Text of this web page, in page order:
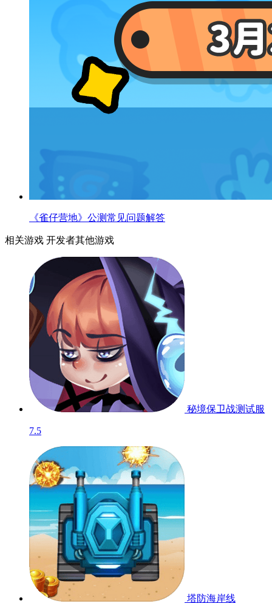
《雀仔营地》公测常见问题解答
相关游戏 开发者其他游戏
秘境保卫战测试服
7.5
塔防海岸线